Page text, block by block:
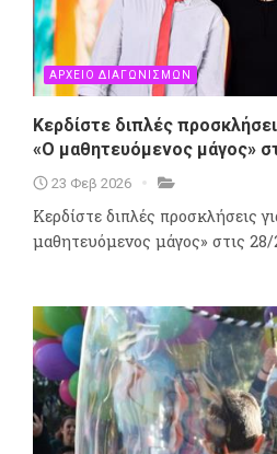
ΑΡΧΕΙΟ ΔΙΑΓΩΝΙΣΜΩΝ
Κερδίστε διπλές
«Ο μαθητευόμενος μάγος»
23 Φεβ 2026
Κερδίστε διπλές προσκλήσεις
μαθητευόμενος μάγος» στις 28/